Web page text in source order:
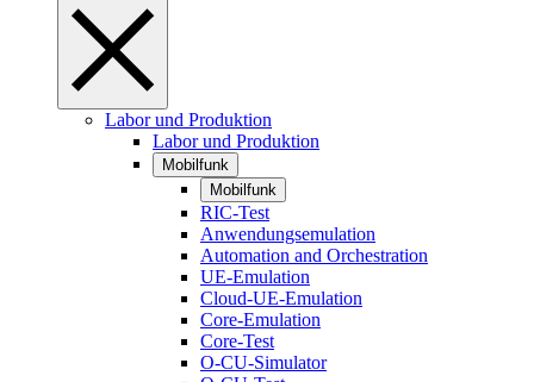
Labor und Produktion
Labor und Produktion
Mobilfunk
Mobilfunk
RIC-Test
Anwendungsemulation
Automation and Orchestration
UE-Emulation
Cloud-UE-Emulation
Core-Emulation
Core-Test
O-CU-Simulator